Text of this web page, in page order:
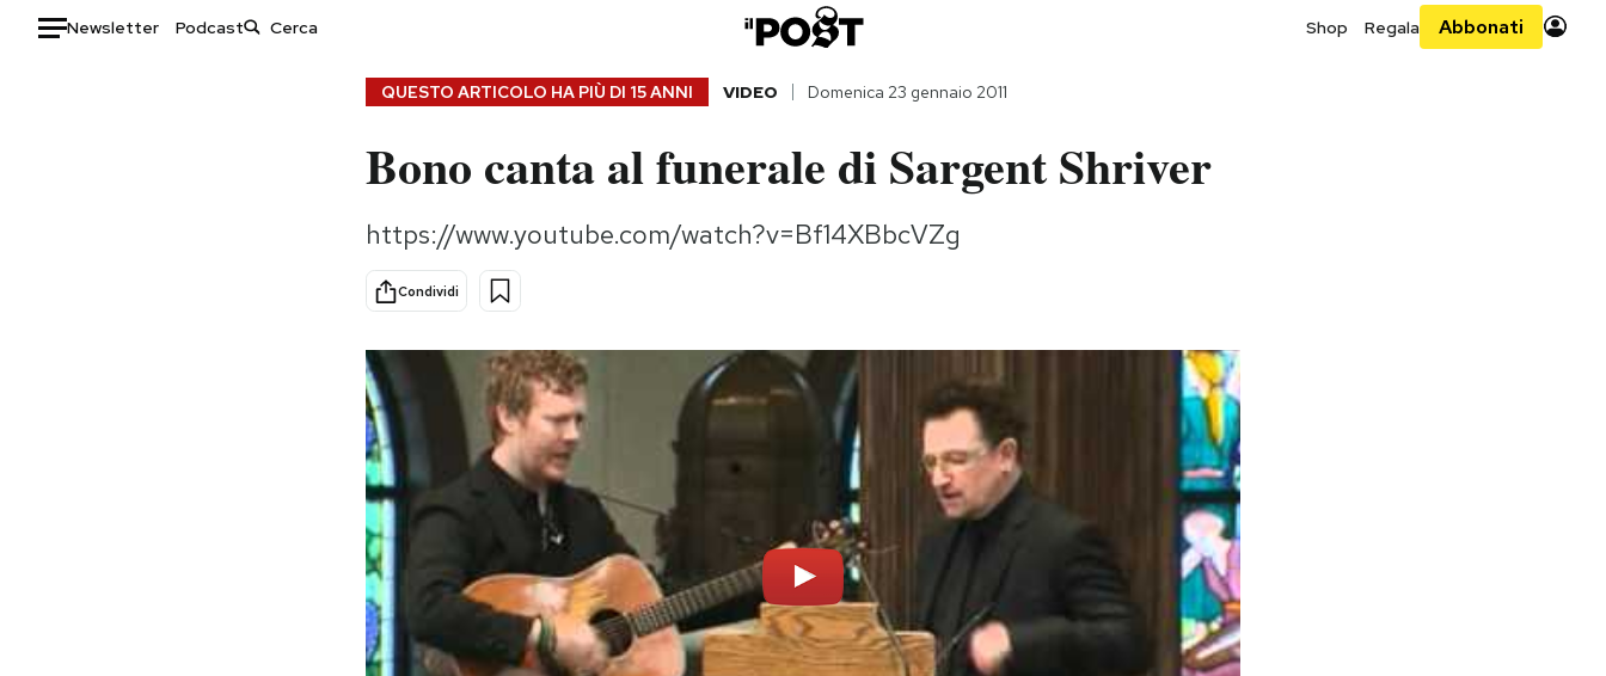
Newsletter Podcast Shop Regala Abbonati
Consumismi
Storie/Idee
Altrecose
Mondiali calcio 2026
QUESTO ARTICOLO HA PIÙ DI 15 ANNI VIDEO Domenica 23 gennaio 2011
Bono canta al funerale di Sargent Shriver
https://www.youtube.com/watch?v=Bf14XBbcVZg
Condividi